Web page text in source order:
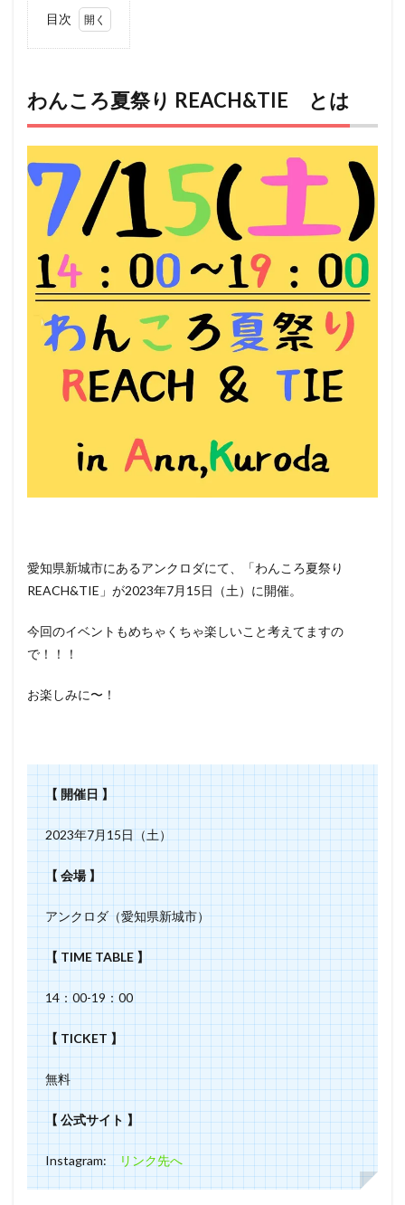
目次
とは
ペッ
ト
（犬
＆
猫）
と行
ける
その
他の
イベ
情報
わんころ夏祭り REACH&TIE とは
愛知県新城市にあるアンクロダにて、「わんころ夏祭り
REACH&TIE」が2023年7月15日（土）に開催。
今回のイベントもめちゃくちゃ楽しいこと考えてますの
で！！！
お楽しみに〜！
【 開催日 】
2023年7月15日（土）
【 会場 】
アンクロダ（愛知県新城市）
【 TIME TABLE 】
14：00-19：00
【 TICKET 】
無料
【 公式サイト 】
Instagram:リンク先へ